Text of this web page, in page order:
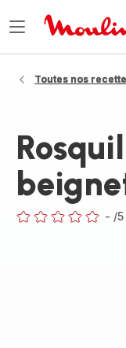
Ouvrir
Toutes nos
- /5